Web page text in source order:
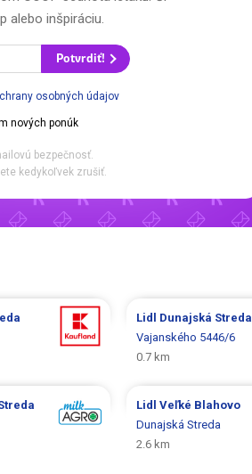
alebo inšpiráciu.
Potvrdiť!
osobných údajov
nových ponúk
bezpečnosť.
kedykoľvek zrušiť.
Lidl Dunajská Streda
Vajanského 5446/6
0.7 km
Lidl Veľké Blahovo
Dunajská Streda
2.6 km